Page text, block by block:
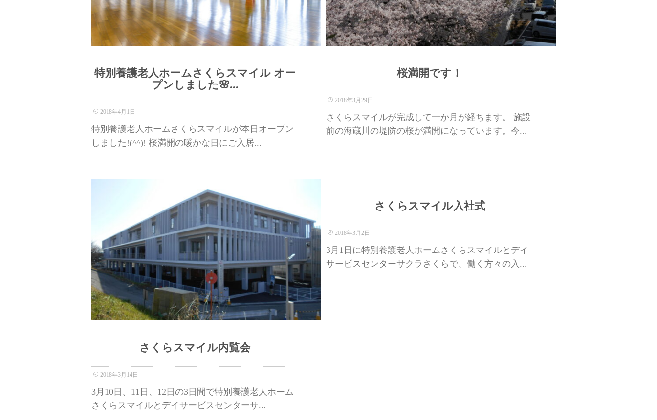
特別養護老人ホームさくらスマイル オー
プンしました🌸...
2018年4月1日
特別養護老人ホームさくらスマイルが本日オープン
しました!(^^)! 桜満開の暖かな日にご入居...
桜満開です！
2018年3月29日
さくらスマイルが完成して一か月が経ちます。 施設
前の海蔵川の堤防の桜が満開になっています。今...
さくらスマイル内覧会
2018年3月14日
3月10日、11日、12日の3日間で特別養護老人ホーム
さくらスマイルとデイサービスセンターサ...
さくらスマイル入社式
2018年3月2日
3月1日に特別養護老人ホームさくらスマイルとデイ
サービスセンターサクラさくらで、働く方々の入...